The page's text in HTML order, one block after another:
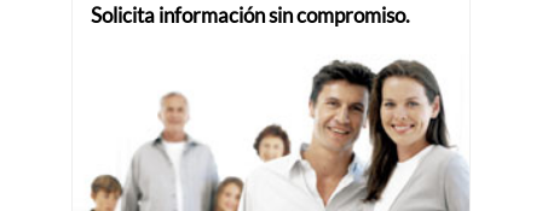
Solicita información sin compromiso.